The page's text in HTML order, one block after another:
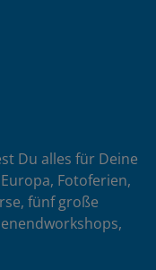
Du alles für Deine
Fotoferien,
fünf große